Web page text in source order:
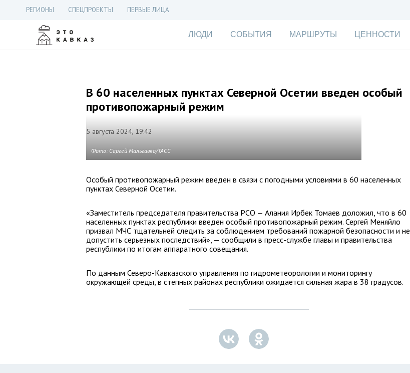
РЕГИОНЫ СПЕЦПРОЕКТЫ ПЕРВЫЕ ЛИЦА
ЛЮДИ СОБЫТИЯ МАРШРУТЫ ЦЕННОСТИ
В 60 населенных пунктах Северной Осетии введен особый
противопожарный режим
5 августа 2024, 19:42
Фото: Сергей Мальгавко/ТАСС
Особый противопожарный режим введен в связи с погодными условиями в 60 населенных
пунктах Северной Осетии.
«Заместитель председателя правительства РСО — Алания Ирбек Томаев доложил, что в 60
населенных пунктах республики введен особый противопожарный режим. Сергей Меняйло
призвал МЧС тщательней следить за соблюдением требований пожарной безопасности и не
допустить серьезных последствий», — сообщили в пресс-службе главы и правительства
республики по итогам аппаратного совещания.
По данным Северо-Кавказского управления по гидрометеорологии и мониторингу
окружающей среды, в степных районах республики ожидается сильная жара в 38 градусов.